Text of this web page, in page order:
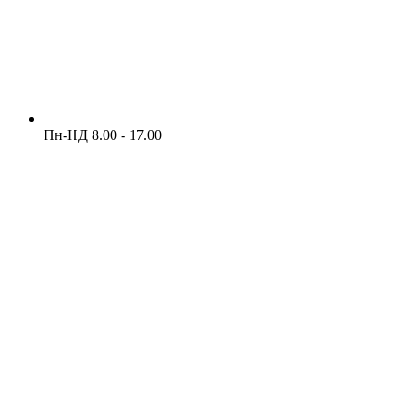
Пн-НД 8.00 - 17.00